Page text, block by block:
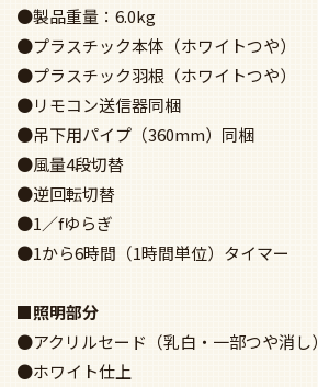
●製品重量：6.0kg
●プラスチック本体（ホワイトつや）
●プラスチック羽根（ホワイトつや）
●リモコン送信器同梱
●吊下用パイプ（360mm）同梱
●風量4段切替
●逆回転切替
●1／fゆらぎ
●1から6時間（1時間単位）タイマー
■照明部分
●アクリルセード（乳白・一部つや消し）
●ホワイト仕上